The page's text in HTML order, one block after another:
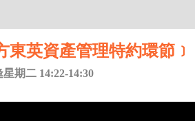
東英資產管理特約環節﹞
星期二 14:22-14:30